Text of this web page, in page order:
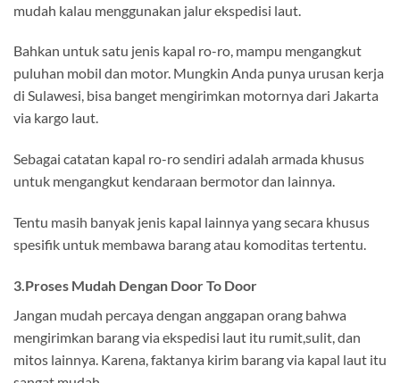
mudah kalau menggunakan jalur ekspedisi laut.
Bahkan untuk satu jenis kapal ro-ro, mampu mengangkut
puluhan mobil dan motor. Mungkin Anda punya urusan kerja
di Sulawesi, bisa banget mengirimkan motornya dari Jakarta
via kargo laut.
Sebagai catatan kapal ro-ro sendiri adalah armada khusus
untuk mengangkut kendaraan bermotor dan lainnya.
Tentu masih banyak jenis kapal lainnya yang secara khusus
spesifik untuk membawa barang atau komoditas tertentu.
3.Proses Mudah Dengan Door To Door
Jangan mudah percaya dengan anggapan orang bahwa
mengirimkan barang via ekspedisi laut itu rumit,sulit, dan
mitos lainnya. Karena, faktanya kirim barang via kapal laut itu